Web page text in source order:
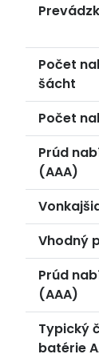
Počet
šácht
Počet
Prúd
(AAA)
Vhodný
Prúd
(AAA)
Typický
batérie